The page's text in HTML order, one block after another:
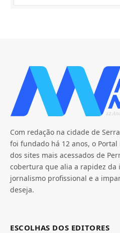
Com redação na cidade de
foi fundado há 12 anos, o
dos sites mais acessados de
cobertura que alia a rapidez
jornalismo profissional e a
deseja.
ESCOLHAS DOS EDITORES